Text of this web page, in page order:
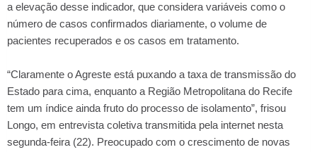
a elevação desse indicador, que considera variáveis como o
número de casos confirmados diariamente, o volume de
pacientes recuperados e os casos em tratamento.
“Claramente o Agreste está puxando a taxa de transmissão do
Estado para cima, enquanto a Região Metropolitana do Recife
tem um índice ainda fruto do processo de isolamento”, frisou
Longo, em entrevista coletiva transmitida pela internet nesta
segunda-feira (22). Preocupado com o crescimento de novas